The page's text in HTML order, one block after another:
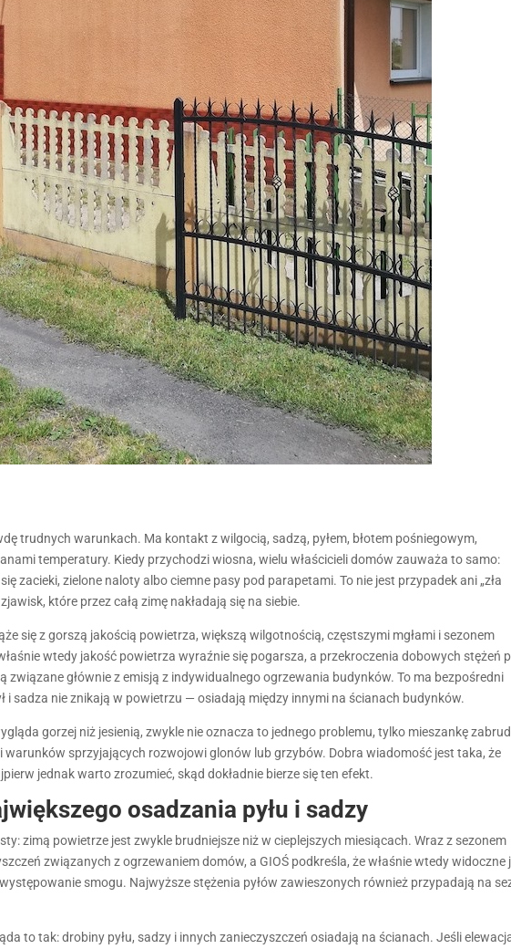
trudnych warunkach. Ma kontakt z wilgocią, sadzą, pyłem, błotem pośniegowym,
temperatury. Kiedy przychodzi wiosna, wielu właścicieli domów zauważa to samo:
zacieki, zielone naloty albo ciemne pasy pod parapetami. To nie jest przypadek ani „zła
które przez całą zimę nakładają się na siebie.
się z gorszą jakością powietrza, większą wilgotnością, częstszymi mgłami i sezonem
wtedy jakość powietrza wyraźnie się pogarsza, a przekroczenia dobowych stężeń
związane głównie z emisją z indywidualnego ogrzewania budynków. To ma bezpośredni
i sadza nie znikają w powietrzu — osiadają między innymi na ścianach budynków.
gorzej niż jesienią, zwykle nie oznacza to jednego problemu, tylko mieszankę
sprzyjających rozwojowi glonów lub grzybów. Dobra wiadomość jest taka, że
jednak warto zrozumieć, skąd dokładnie bierze się ten efekt.
osadzania pyłu i sadzy
zimą powietrze jest zwykle brudniejsze niż w cieplejszych miesiącach. Wraz z sezonem
związanych z ogrzewaniem domów, a GIOŚ podkreśla, że właśnie wtedy widoczne
smogu. Najwyższe stężenia pyłów zawieszonych również przypadają na
to tak: drobiny pyłu, sadzy i innych zanieczyszczeń osiadają na ścianach. Jeśli